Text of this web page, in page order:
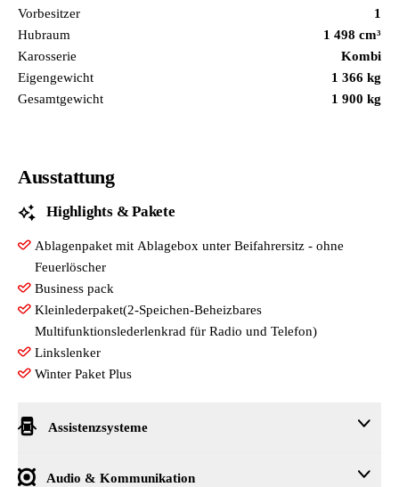
Vorbesitzer
1
Hubraum
1 498 cm³
Karosserie
Kombi
Eigengewicht
1 366 kg
Gesamtgewicht
1 900 kg
Ausstattung
Highlights & Pakete
Ablagenpaket mit Ablagebox unter Beifahrersitz - ohne
Feuerlöscher
Business pack
Kleinlederpaket(2-Speichen-Beheizbares
Multifunktionslederlenkrad für Radio und Telefon)
Linkslenker
Winter Paket Plus
Assistenzsysteme
Ablenkungs- und Müdigkeitserkennung
Audio & Kommunikation